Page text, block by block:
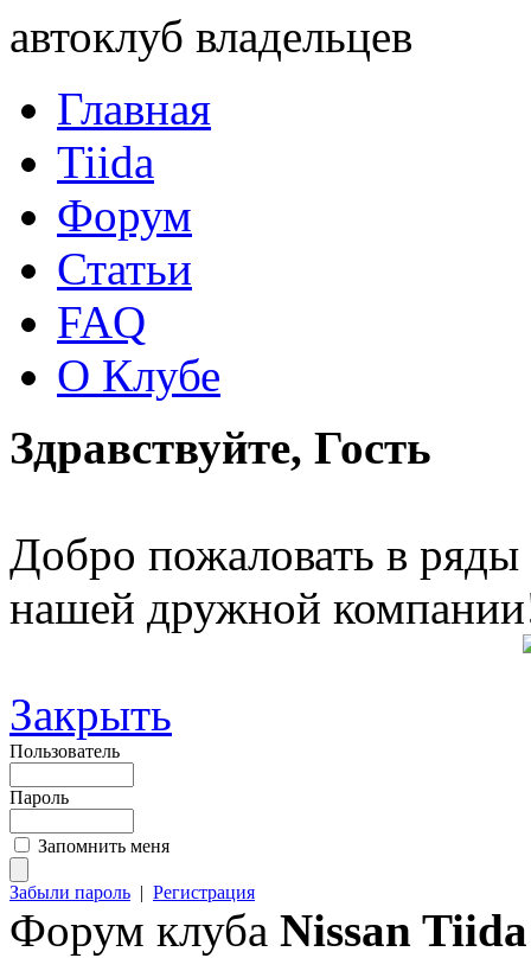
автоклуб владельцев
Главная
Tiida
Форум
Статьи
FAQ
О Клубе
Здравствуйте, Гость
Добро пожаловать в ряды
нашей дружной
Закрыть
Пользователь
Пароль
Запомнить меня
Забыли пароль | Регистрация
Форум клуба Nissan Tiida